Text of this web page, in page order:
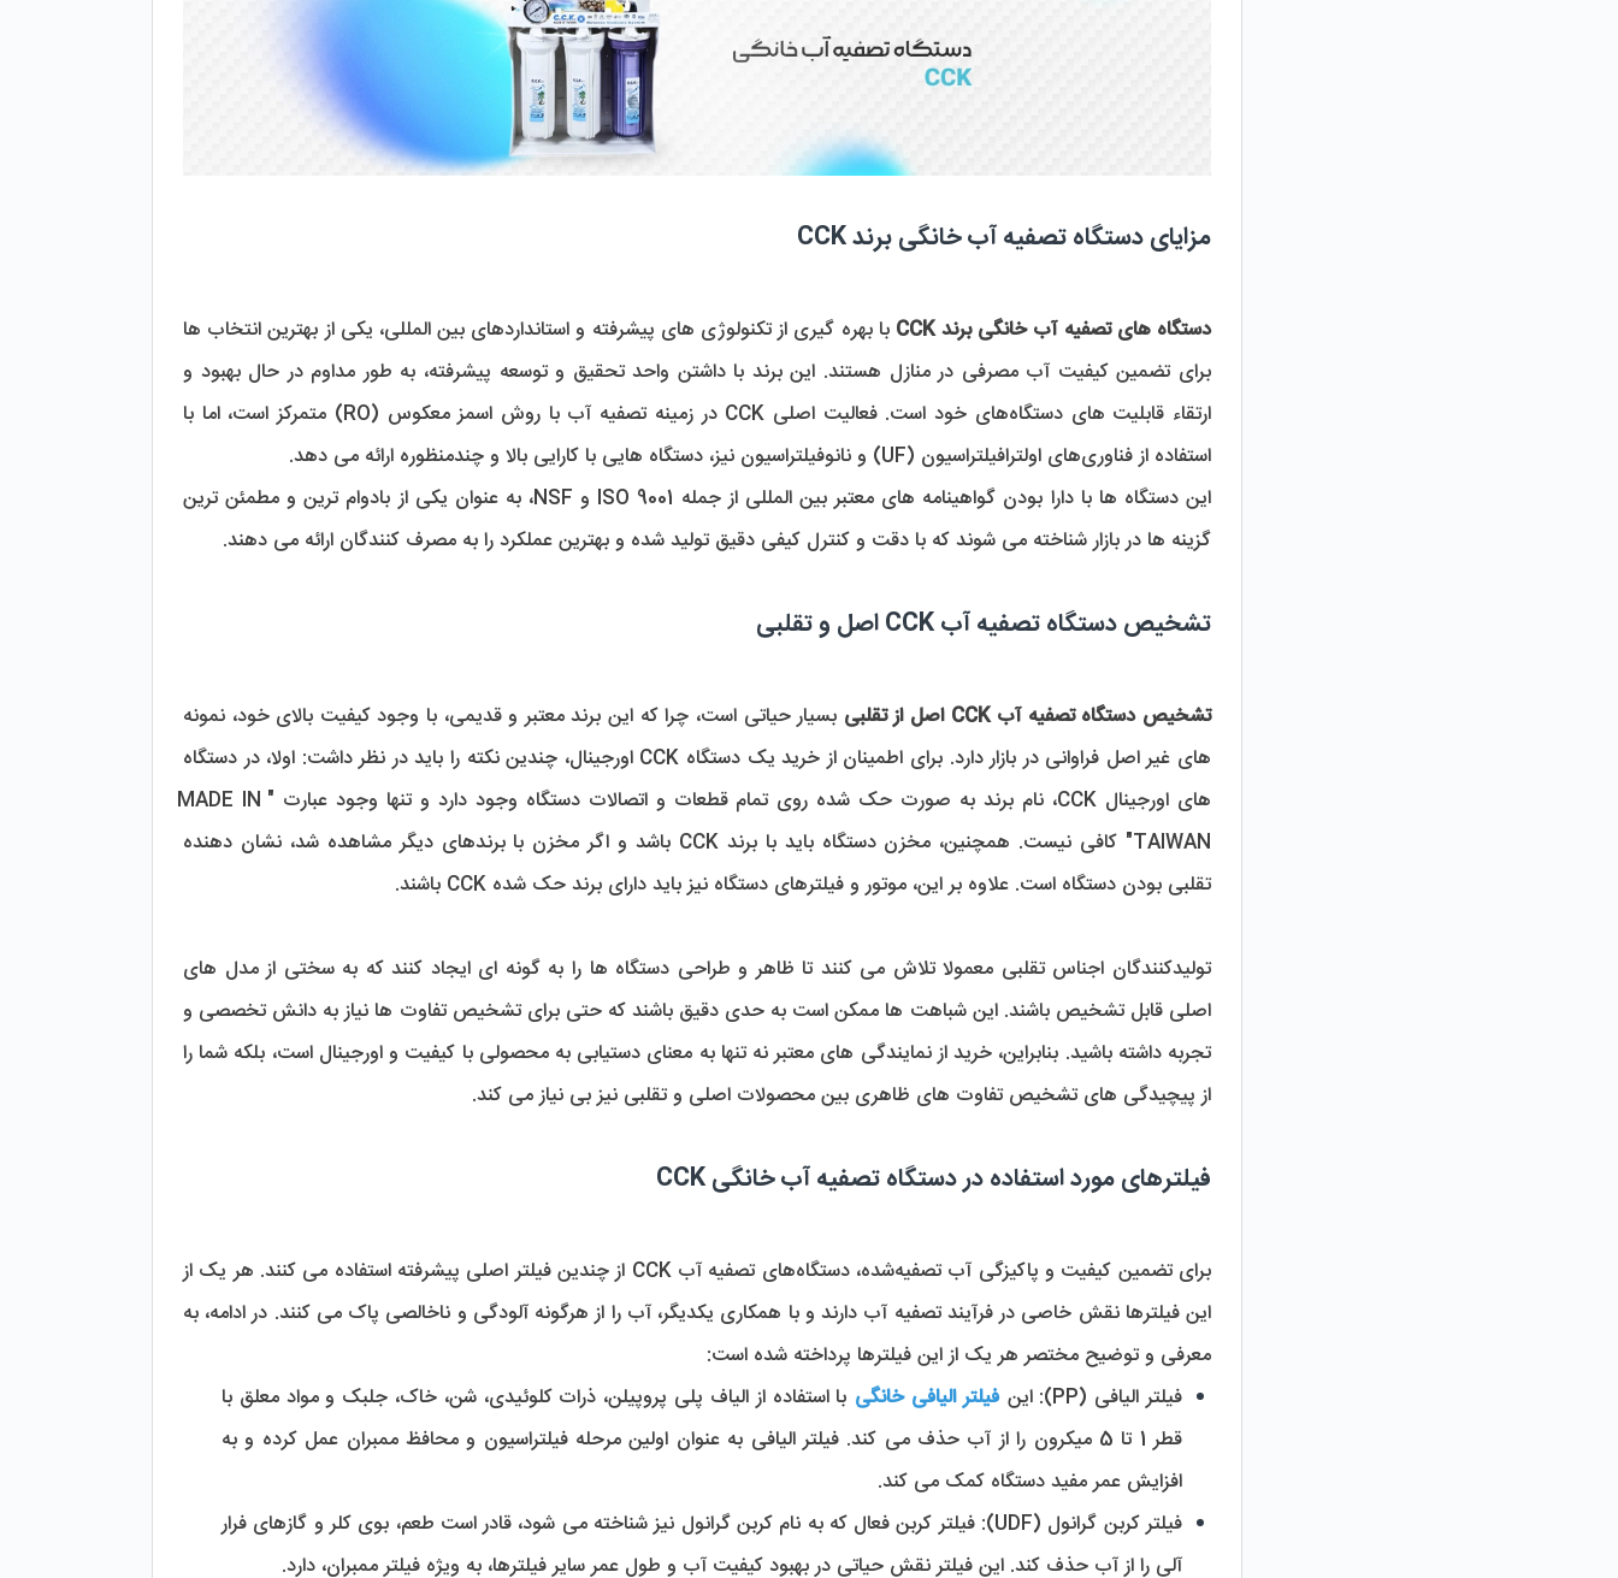
مزایای دستگاه تصفیه آب خانگی برند CCK
دستگاه‌ های تصفیه آب خانگی برند CCK
استفاده از فناوری‌های اولترافیلتراسیون (UF) و نانوفیلتراسیون نیز، دستگاه ‌هایی با کارایی بالا و چندمنظوره ارائه می‌ دهد.
گزینه ‌ها در بازار شناخته می‌ شوند که با دقت و کنترل کیفی دقیق تولید شده و بهترین عملکرد را به مصرف‌ کنندگان ارائه می دهند.
تشخیص دستگاه تصفیه آب CCK اصل و تقلبی
تشخیص دستگاه تصفیه آب CCK اصل از تقلبی
های اورجینال CCK، نام برند به ‌صورت حک شده روی تمام قطعات و اتصالات دستگاه وجود دارد و تنها وجود عبارت "MADE IN
تقلبی بودن دستگاه است. علاوه بر این، موتور و فیلترهای دستگاه نیز باید دارای برند حک شده CCK باشند.
از پیچیدگی‌ های تشخیص تفاوت‌ های ظاهری بین محصولات اصلی و تقلبی نیز بی ‌نیاز می‌ کند.
فیلترهای مورد استفاده در دستگاه تصفیه آب خانگی CCK
برای تضمین کیفیت و پاکیزگی آب تصفیه‌شده، دستگاه‌های تصفیه آب CCK از چندین فیلتر اصلی پیشرفته استفاده می ‌کنند. هر یک از
معرفی و توضیح مختصر هر یک از این فیلترها پرداخته شده است:
فیلتر الیافی (PP):
این فیلتر الیافی خانگی
افزایش عمر مفید دستگاه کمک می‌ کند.
فیلتر کربن گرانول (UDF):
فیلتر کربن فعال که به نام کربن گرانول نیز شناخته می‌ شود، قادر است طعم، بوی کلر و گازهای فرار
آلی را از آب حذف کند. این فیلتر نقش حیاتی در بهبود کیفیت آب و طول عمر سایر فیلترها، به ویژه فیلتر ممبران، دارد.